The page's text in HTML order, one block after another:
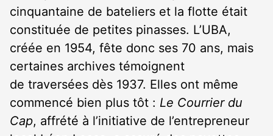
cinquantaine de bateliers et la flotte était
constituée de petites pinasses. L’UBA,
créée en 1954, fête donc ses 70 ans, mais
certaines archives témoignent
de traversées dès 1937. Elles ont même
commencé bien plus tôt : Le Courrier du
Cap, affrété à l’initiative de l’entrepreneur